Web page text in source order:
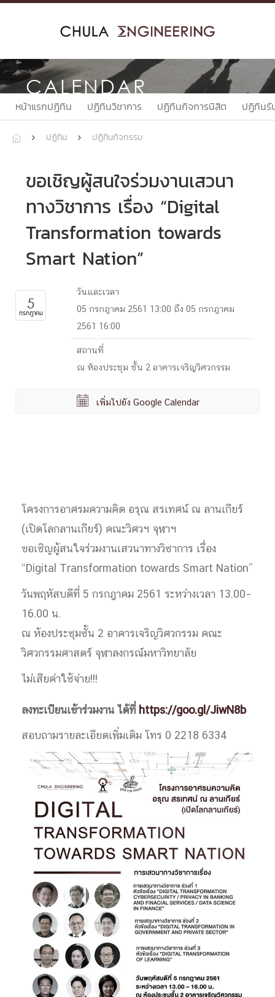
Skip
CALENDAR
หน้าแรกปฏิทิน ปฏิทินวิชาการ ปฏิทินกิจการนิสิต ปฏิทินรั
  ปฏิทิน  ปฏิทินกิจกรรม
ขอเชิญผู้สนใจร่วมงานเสวนา
ทางวิชาการ เรื่อง “Digital
Transformation towards
Smart Nation”
5
กรกฎาคม
วันและเวลา
05 กรกฎาคม 2561 13:00 ถึง 05 กรกฎาคม
2561 16:00
สถานที่
ณ ห้องประชุม ชั้น 2 อาคารเจริญวิศวกรรม
 เพิ่มไปยัง Google Calendar
โครงการอาศรมความคิด อรุณ สรเทศน์ ณ ลานเกียร์
(เปิดโลกลานเกียร์) คณะวิศวฯ จุฬาฯ
ขอเชิญผู้สนใจร่วมงานเสวนาทางวิชาการ เรื่อง
“Digital Transformation towards Smart Nation”
วันพฤหัสบดีที่ 5 กรกฎาคม 2561 ระหว่างเวลา 13.00–
16.00 น.
ณ ห้องประชุมชั้น 2 อาคารเจริญวิศวกรรม คณะ
วิศวกรรมศาสตร์ จุฬาลงกรณ์มหาวิทยาลัย
ไม่เสียค่าใช้จ่าย!!!
ลงทะเบียนเข้าร่วมงาน ได้ที่https://goo.gl/JiwN8b
สอบถามรายละเอียดเพิ่มเติม โทร 0 2218 6334